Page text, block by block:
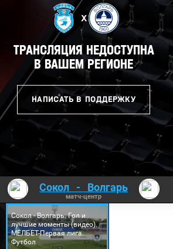
Сокол - Волгарь
матч-центр
Сокол - Волгарь. Гол и
лучшие моменты (видео).
МЕЛБЕТ-Первая лига.
Футбол